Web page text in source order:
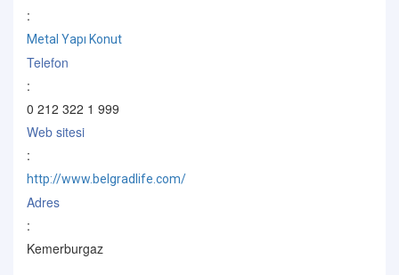
:
Metal Yapı Konut
Telefon
:
0 212 322 1 999
Web sitesi
:
http://www.belgradlife.com/
Adres
:
Kemerburgaz